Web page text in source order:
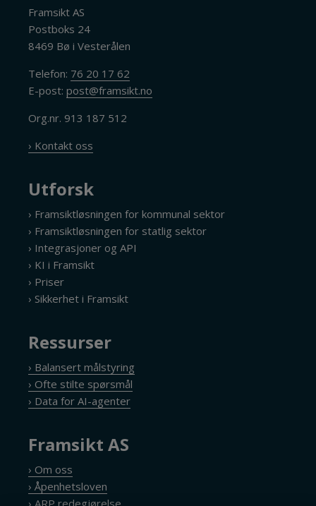
Framsikt AS
Postboks 24
8469 Bø i Vesterålen
Telefon: 76 20 17 62
E-post:post@framsikt.no
Org.nr. 913 187 512
› Kontakt oss
Utforsk
› Framsiktløsningen for kommunal sektor
› Framsiktløsningen for statlig sektor
› Integrasjoner og API
› KI i Framsikt
› Priser
› Sikkerhet i Framsikt
Ressurser
› Balansert målstyring
› Ofte stilte spørsmål
› Data for AI-agenter
Framsikt AS
› Om oss
› Åpenhetsloven
› ARP redegjørelse